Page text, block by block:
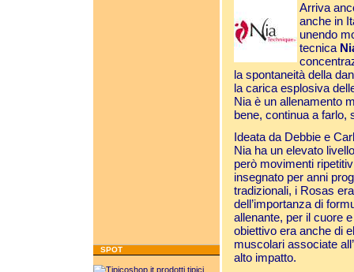
SPOT
Arriva
anche in
unendo
tecnica
la spontaneità della
la carica esplosiva
Nia è un allenamento
bene, continua a farlo,
Ideata da Debbie e
Nia ha un elevato
però movimenti
insegnato per anni
tradizionali, i Rosas
dell’importanza di
allenante, per il cuore
obiettivo era anche di
muscolari associate
alto impatto.